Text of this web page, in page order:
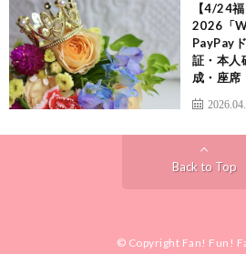
【4/24
2026「
PayPay
証・本人
成・座席
Back to Top
© Copyright Fan! Fun!